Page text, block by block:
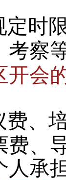
定时
考察
开会
费、
费、
人承